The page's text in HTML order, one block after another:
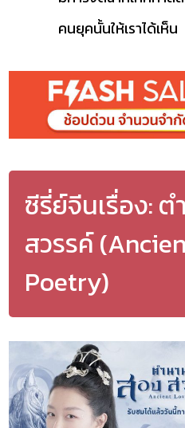
คนยุคนั้นให้เราได้เห็น
ซีรี่ย์จีนเรื่อง:
สวรรค์
Poetry)